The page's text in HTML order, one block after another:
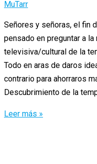
MuTarr
Señores y señoras, el fin
pensado en preguntar a
televisiva/cultural de la
Todo en aras de daros
contrario para ahorraros
Descubrimiento de la
Re-
Leer más »